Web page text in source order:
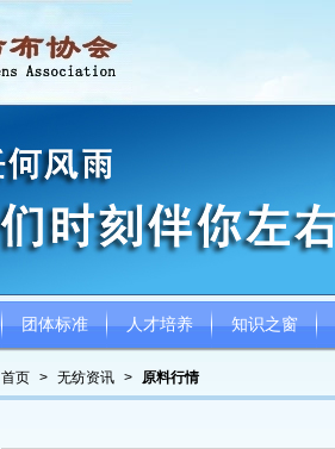
团体标准 人才培养 知识之窗
首页 > 无纺资讯 > 原料行情